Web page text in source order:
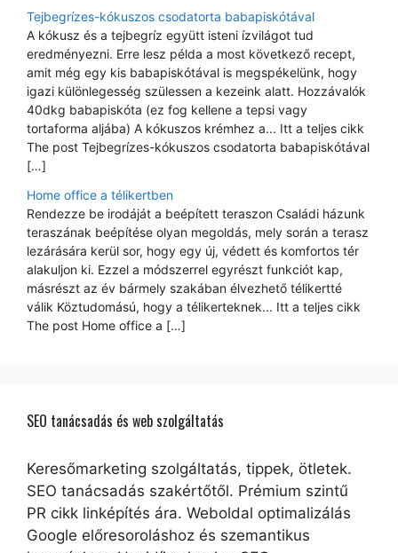
Tejbegrízes-kókuszos csodatorta babapiskótával
A kókusz és a tejbegríz együtt isteni ízvilágot tud
eredményezni. Erre lesz példa a most következő recept,
amit még egy kis babapiskótával is megspékelünk, hogy
igazi különlegesség szülessen a kezeink alatt. Hozzávalók
40dkg babapiskóta (ez fog kellene a tepsi vagy
tortaforma aljába) A kókuszos krémhez a... Itt a teljes cikk
The post Tejbegrízes-kókuszos csodatorta babapiskótával
[…]
Home office a télikertben
Rendezze be irodáját a beépített teraszon Családi házunk
teraszának beépítése olyan megoldás, mely során a terasz
lezárására kerül sor, hogy egy új, védett és komfortos tér
alakuljon ki. Ezzel a módszerrel egyrészt funkciót kap,
másrészt az év bármely szakában élvezhető télikertté
válik Köztudomású, hogy a télikerteknek... Itt a teljes cikk
The post Home office a […]
SEO tanácsadás és web szolgáltatás
Keresőmarketing szolgáltatás, tippek, ötletek.
SEO tanácsadás szakértőtől. Prémium szintű
PR cikk linképítés ára. Weboldal optimalizálás
Google előresoroláshoz és szemantikus